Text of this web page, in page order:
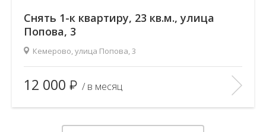
Снять 1-к квартиру, 23 кв.м., улица
Попова, 3
Кемерово, улица Попова, 3
2
Количество комнат:
1
Этаж:
4/9
В ИЗБРАННОЕ
12 000 / в месяц